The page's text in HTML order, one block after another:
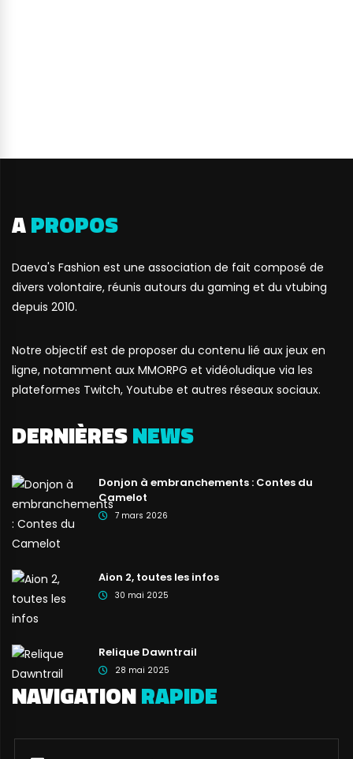
APROPOS
Daeva's Fashion est une association de fait composé de
divers volontaire, réunis autours du gaming et du vtubing
depuis 2010.
Notre objectif est de proposer du contenu lié aux jeux en
ligne, notamment aux MMORPG et vidéoludique via les
plateformes Twitch, Youtube et autres réseaux sociaux.
DERNIÈRESNEWS
Donjon à embranchements : Contes du
Camelot
7 mars 2026
Aion 2, toutes les infos
30 mai 2025
Relique Dawntrail
28 mai 2025
NAVIGATIONRAPIDE